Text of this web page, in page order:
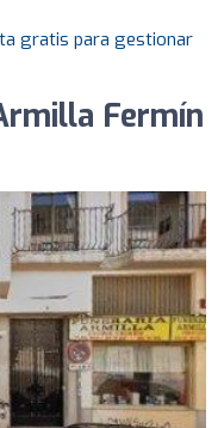
gratis para gestionar
Fermín